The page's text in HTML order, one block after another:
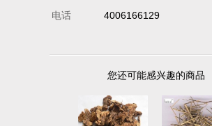
电话
4006166129
您还可能感兴趣的商品